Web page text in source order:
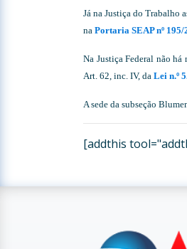
Já na Justiça do Trabalho
na Portaria SEAP nº 195/
Na Justiça Federal não
Art. 62, inc. IV, da Lei n.º
A sede da subseção
[addthis